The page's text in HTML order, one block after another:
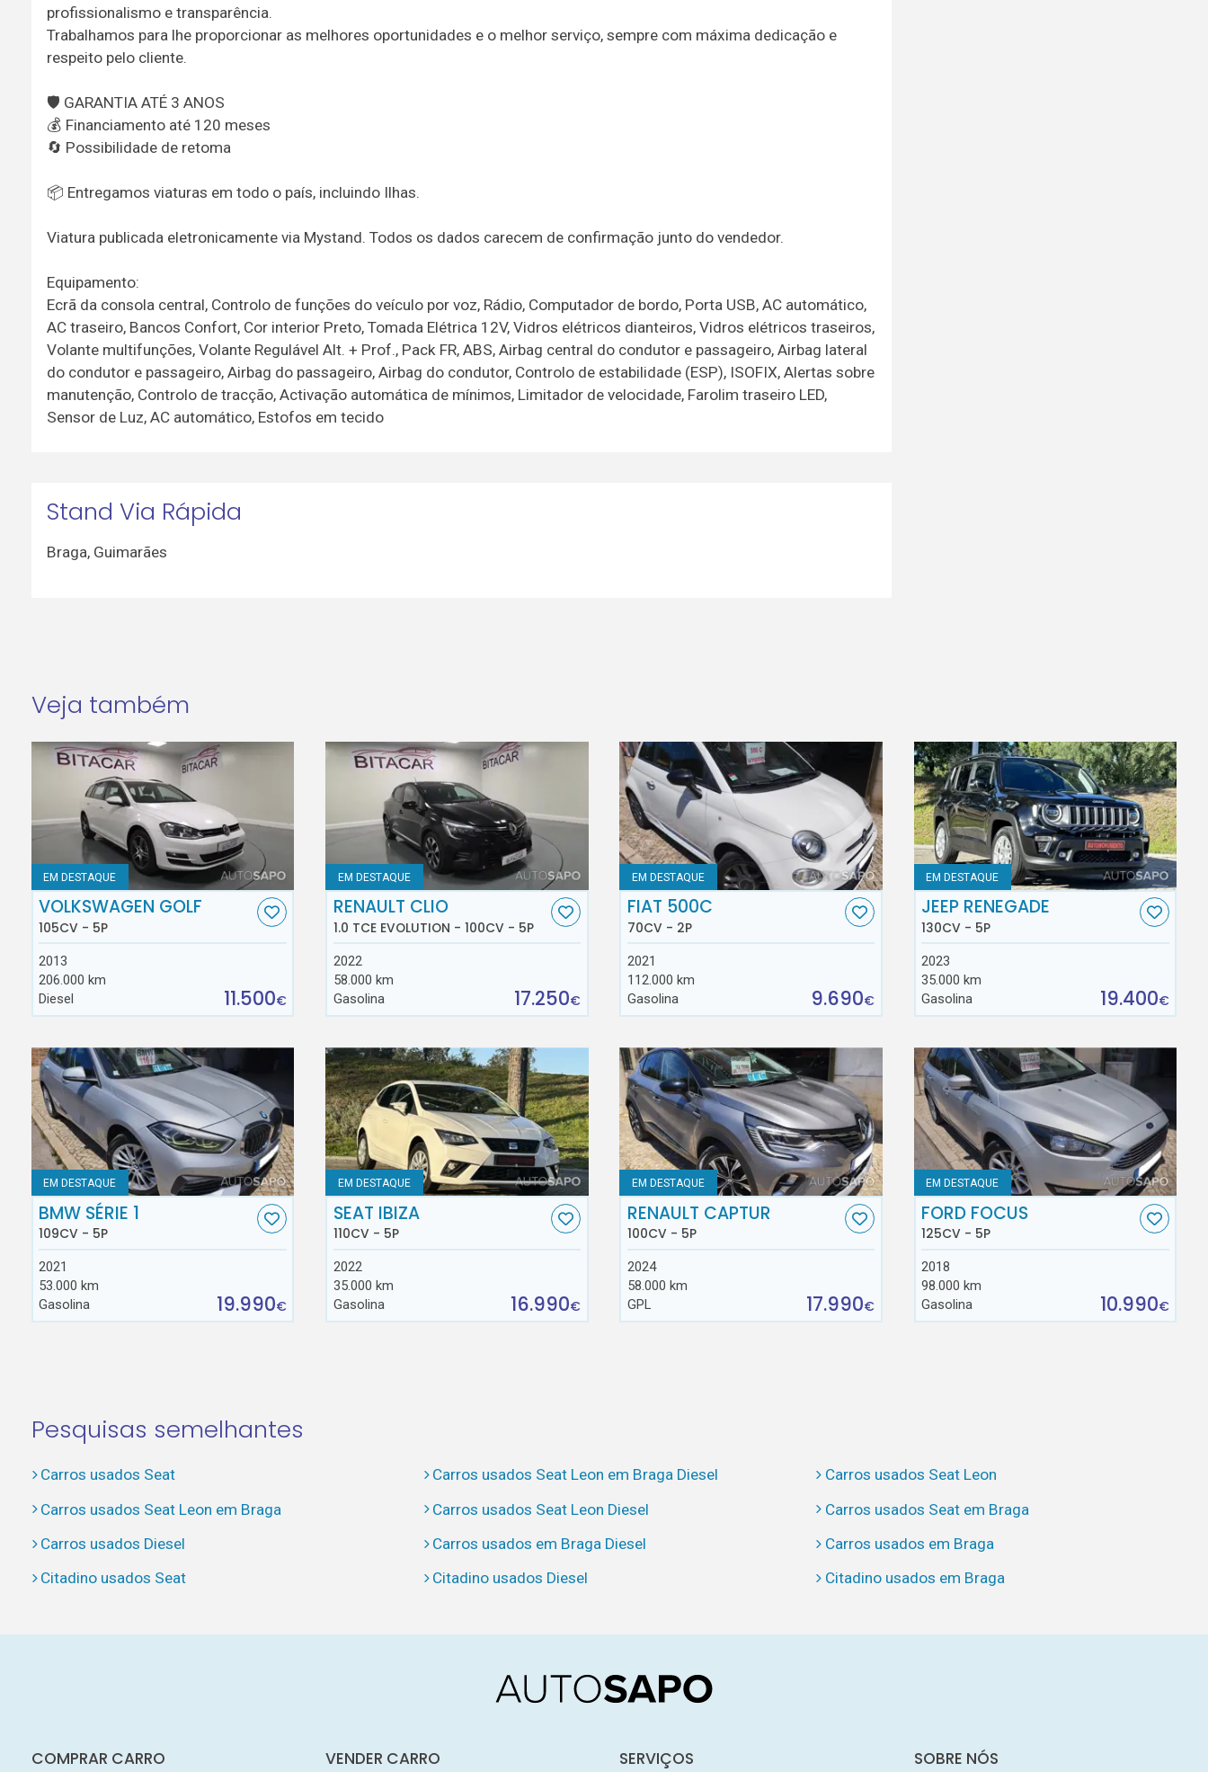
profissionalismo e transparência.
Trabalhamos para lhe proporcionar as melhores oportunidades e o melhor serviço, sempre com máxima dedicação e
respeito pelo cliente.
🛡️ GARANTIA ATÉ 3 ANOS
💰 Financiamento até 120 meses
🔄 Possibilidade de retoma
📦 Entregamos viaturas em todo o país, incluindo Ilhas.
Viatura publicada eletronicamente via Mystand. Todos os dados carecem de confirmação junto do vendedor.
Equipamento:
Ecrã da consola central, Controlo de funções do veículo por voz, Rádio, Computador de bordo, Porta USB, AC automático,
AC traseiro, Bancos Confort, Cor interior Preto, Tomada Elétrica 12V, Vidros elétricos dianteiros, Vidros elétricos traseiros,
Volante multifunções, Volante Regulável Alt. + Prof., Pack FR, ABS, Airbag central do condutor e passageiro, Airbag lateral
do condutor e passageiro, Airbag do passageiro, Airbag do condutor, Controlo de estabilidade (ESP), ISOFIX, Alertas sobre
manutenção, Controlo de tracção, Activação automática de mínimos, Limitador de velocidade, Farolim traseiro LED,
Sensor de Luz, AC automático, Estofos em tecido
Stand Via Rápida
Braga, Guimarães
Veja também
EM DESTAQUE
VOLKSWAGEN GOLF
105CV - 5P
2013
206.000 km
Diesel
11.500€
EM DESTAQUE
RENAULT CLIO
1.0 TCE EVOLUTION - 100CV - 5P
2022
58.000 km
Gasolina
17.250€
EM DESTAQUE
FIAT 500C
70CV - 2P
2021
112.000 km
Gasolina
9.690€
EM DESTAQUE
JEEP RENEGADE
130CV - 5P
2023
35.000 km
Gasolina
19.400€
EM DESTAQUE
BMW SÉRIE 1
109CV - 5P
2021
53.000 km
Gasolina
19.990€
EM DESTAQUE
SEAT IBIZA
110CV - 5P
2022
35.000 km
Gasolina
16.990€
EM DESTAQUE
RENAULT CAPTUR
100CV - 5P
2024
58.000 km
GPL
17.990€
EM DESTAQUE
FORD FOCUS
125CV - 5P
2018
98.000 km
Gasolina
10.990€
Pesquisas semelhantes
Carros usados Seat Carros usados Seat Leon em Braga Diesel
Carros usados Seat Leon
Carros usados Seat Leon em Braga
Carros usados Seat Leon Diesel
Carros usados Seat em Braga
Carros usados Diesel
Carros usados em Braga Diesel
Carros usados em Braga
Citadino usados Seat
Citadino usados Diesel Citadino usados em Braga
COMPRAR CARRO VENDER CARRO SERVIÇOS SOBRE NÓS